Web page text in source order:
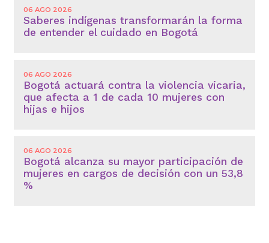
06 AGO 2026
Saberes indígenas transformarán la forma
de entender el cuidado en Bogotá
06 AGO 2026
Bogotá actuará contra la violencia vicaria,
que afecta a 1 de cada 10 mujeres con
hijas e hijos
06 AGO 2026
Bogotá alcanza su mayor participación de
mujeres en cargos de decisión con un 53,8
%